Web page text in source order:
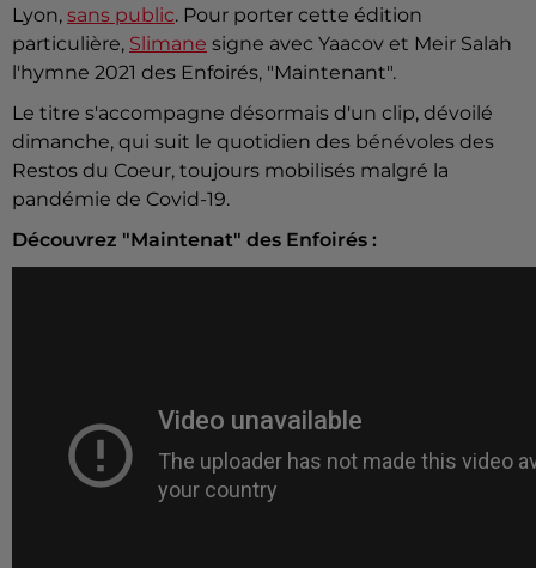
Lyon, sans public. Pour porter cette édition
particulière, Slimane signe avec Yaacov et Meir Salah
l'hymne 2021 des Enfoirés, "Maintenant".
Le titre s'accompagne désormais d'un clip, dévoilé
dimanche, qui suit le quotidien des bénévoles des
Restos du Coeur, toujours mobilisés malgré la
pandémie de Covid-19.
Découvrez "Maintenat" des Enfoirés :